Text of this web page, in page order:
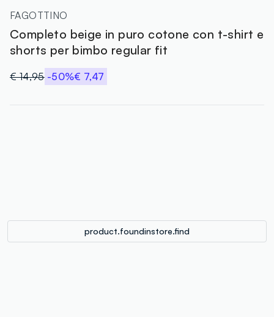
FAGOTTINO
Completo beige in puro cotone con t-shirt e
shorts per bimbo regular fit
€ 14,95 -50%€ 7,47
product.foundinstore.find